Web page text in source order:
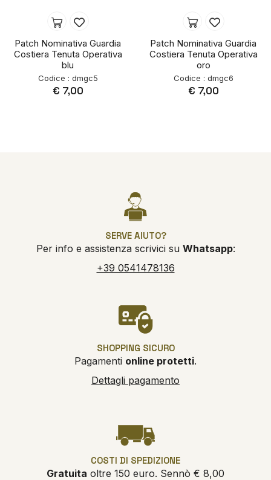
Patch Nominativa Guardia
Costiera Tenuta Operativa
blu
Codice : dmgc5
€ 7,00
Patch Nominativa Guardia
Costiera Tenuta Operativa
oro
Codice : dmgc6
€ 7,00
SERVE AIUTO?
Per info e assistenza scrivici su Whatsapp:
+39 0541478136
SHOPPING SICURO
Pagamenti online protetti.
Dettagli pagamento
COSTI DI SPEDIZIONE
Gratuita oltre 150 euro. Sennò € 8,00